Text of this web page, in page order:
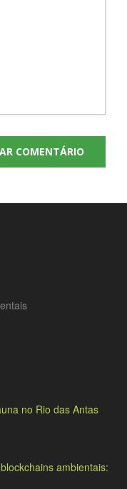
no Rio das Antas
ambientais: